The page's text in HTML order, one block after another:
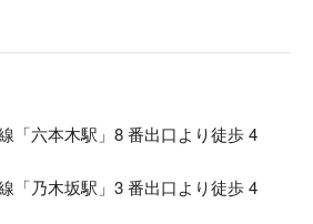
「六本木駅」8 番出口より徒歩 4
「乃木坂駅」3 番出口より徒歩 4